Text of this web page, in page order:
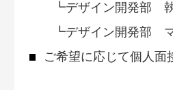
┗デザイン開発部 執
┗デザイン開発部 マ
ご希望に応じて個人面